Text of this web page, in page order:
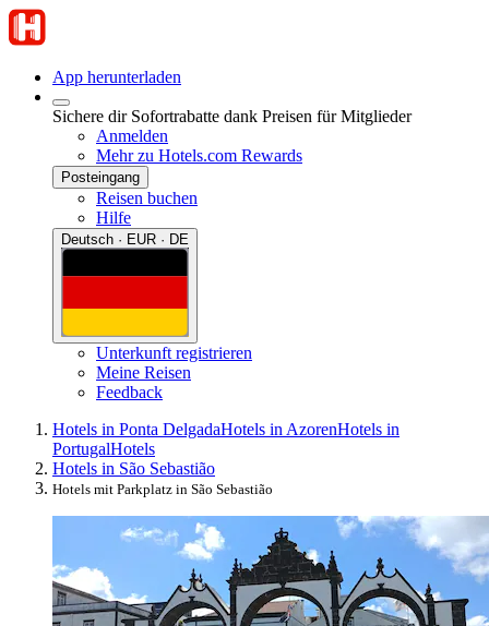
App herunterladen
Sichere dir Sofortrabatte dank Preisen für Mitglieder
Anmelden
Mehr zu Hotels.com Rewards
Posteingang
Reisen buchen
Hilfe
Deutsch · EUR · DE
Unterkunft registrieren
Meine Reisen
Feedback
Hotels in Ponta DelgadaHotels in AzorenHotels in
PortugalHotels
Hotels in São Sebastião
Hotels mit Parkplatz in São Sebastião